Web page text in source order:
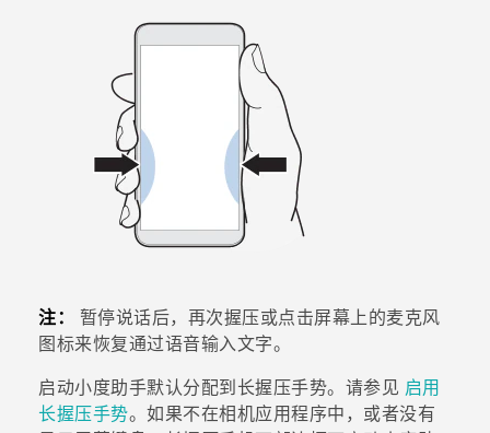
注：
暂停说话后，再次握压或点击屏幕上的麦克风
图标来恢复通过语音输入文字。
启动小度助手默认分配到长握压手势。请参见 启用
长握压手势。如果不在相机应用程序中，或者没有